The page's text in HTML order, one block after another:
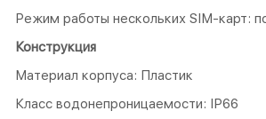
Режим работы нескольких SIM-карт:
Конструкция
Материал корпуса: Пластик
Класс водонепроницаемости: IP66